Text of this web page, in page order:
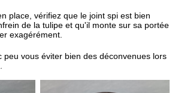
place, vérifiez que le joint spi est bien
de la tulipe et qu'il monte sur sa portée
exagérément.
peu vous éviter bien des déconvenues lors